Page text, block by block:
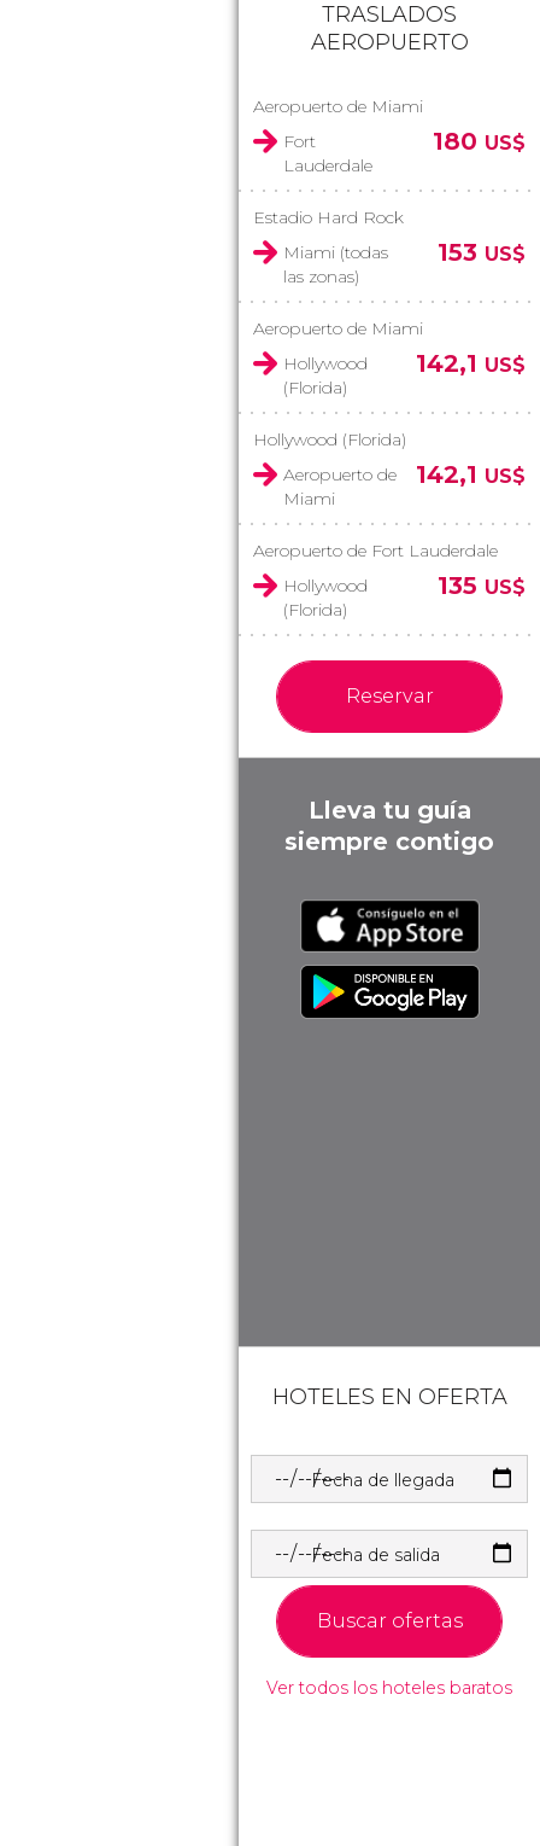
TRASLADOS
AEROPUERTO
Aeropuerto de Miami
Fort
Lauderdale
180 US$
Estadio Hard Rock
Miami (todas
las zonas)
153 US$
Aeropuerto de Miami
Hollywood
(Florida)
142,1 US$
Hollywood (Florida)
Aeropuerto de
Miami
142,1 US$
Aeropuerto de Fort Lauderdale
Hollywood
(Florida)
135 US$
Reservar
Lleva tu guía
siempre contigo
HOTELES EN OFERTA
Fecha de llegada
Fecha de salida
Buscar ofertas
Ver todos los hoteles baratos